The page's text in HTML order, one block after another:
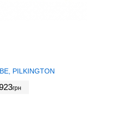
PILKINGTON
грн